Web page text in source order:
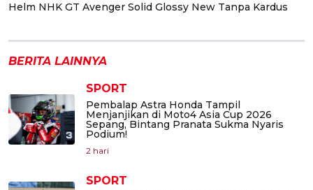
Helm NHK GT Avenger Solid Glossy New Tanpa Kardus
BERITA LAINNYA
SPORT
Pembalap Astra Honda Tampil
Menjanjikan di Moto4 Asia Cup 2026
Sepang, Bintang Pranata Sukma Nyaris
Podium!
2 hari
SPORT